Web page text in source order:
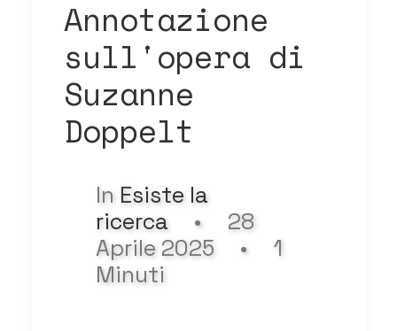
Annotazione
sull'opera di
Suzanne
Doppelt
In Esiste la
ricerca
•
28
Aprile 2025
•
1
Minuti